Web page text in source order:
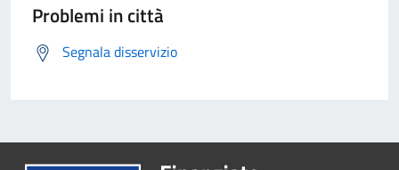
Problemi in città
Segnala disservizio